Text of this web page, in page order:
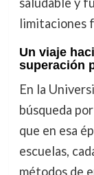
limitaciones
Un viaje
superación
En la
búsqueda
que en esa
escuelas,
métodos de